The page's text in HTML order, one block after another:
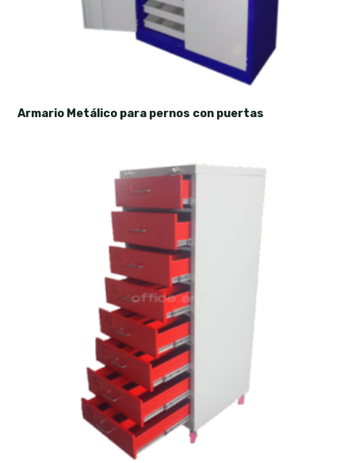
Armario Metálico para pernos con puertas